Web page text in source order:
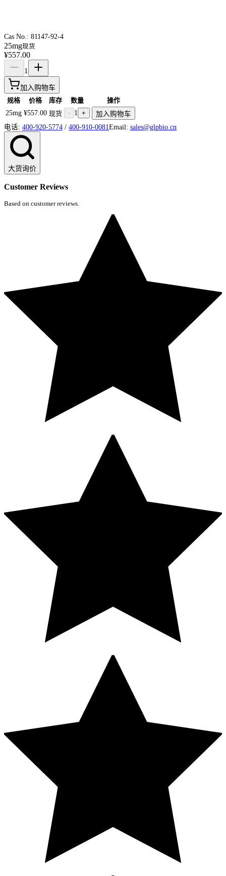
Cas No.: 81147-92-4
25mg现货
¥557.00
1
加入购物车
规格 价格 库存 数量
操作
25mg ¥557.00 现货 - 1 +
加入购物车
电话: 400-920-5774 / 400-910-0081 Email: sales@glpbio.cn
大货询价
Customer Reviews
Based on customer reviews.